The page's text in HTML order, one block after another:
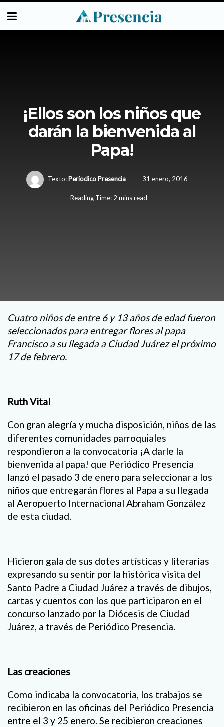
¡Ellos son los niños que
darán la bienvenida al
Papa!
Texto: Periodico Presencia 31 enero, 2016
Reading Time: 2 mins read
Cuatro niños de entre 6 y 13 años de edad fueron
seleccionados para entregar flores al papa
Francisco a su llegada a Ciudad Juárez el próximo
17 de febrero.
Ruth Vital
Con gran alegría y mucha disposición, niños de las
diferentes comunidades parroquiales
respondieron a la convocatoria ¡A darle la
bienvenida al papa! que Periódico Presencia
lanzó el pasado 3 de enero para seleccionar a los
niños que entregarán flores al Papa a su llegada
al Aeropuerto Internacional Abraham González
de esta ciudad.
Hicieron gala de sus dotes artísticas y literarias
expresando su sentir por la histórica visita del
Santo Padre a Ciudad Juárez a través de dibujos,
cartas y cuentos con los que participaron en el
concurso lanzado por la Diócesis de Ciudad
Juárez, a través de Periódico Presencia.
Las creaciones
Como indicaba la convocatoria, los trabajos se
recibieron en las oficinas del Periódico Presencia
entre el 3 y 25 enero. Se recibieron creaciones